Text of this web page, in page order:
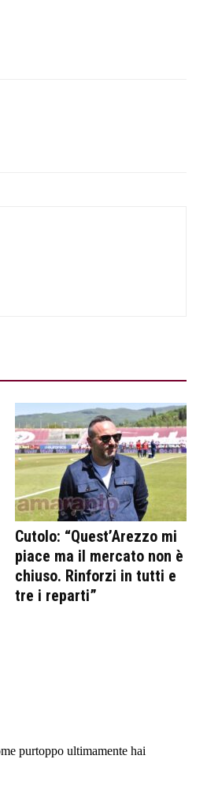
Cutolo: “Quest’Arezzo mi
piace ma il mercato non è
chiuso. Rinforzi in tutti e
tre i reparti”